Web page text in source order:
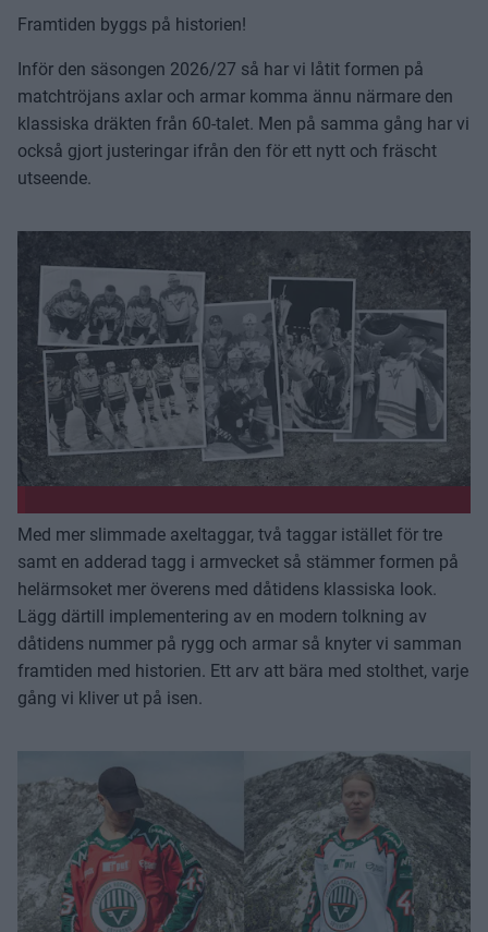
Framtiden byggs på historien!
Inför den säsongen 2026/27 så har vi låtit formen på
matchtröjans axlar och armar komma ännu närmare den
klassiska dräkten från 60-talet. Men på samma gång har vi
också gjort justeringar ifrån den för ett nytt och fräscht
utseende.
Med mer slimmade axeltaggar, två taggar istället för tre
samt en adderad tagg i armvecket så stämmer formen på
helärmsoket mer överens med dåtidens klassiska look.
Lägg därtill implementering av en modern tolkning av
dåtidens nummer på rygg och armar så knyter vi samman
framtiden med historien. Ett arv att bära med stolthet, varje
gång vi kliver ut på isen.